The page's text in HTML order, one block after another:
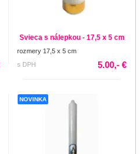
Svieca s nálepkou - 17,5 x 5 cm
rozmery 17,5 x 5 cm
s DPH
5.00,- €
NOVINKA